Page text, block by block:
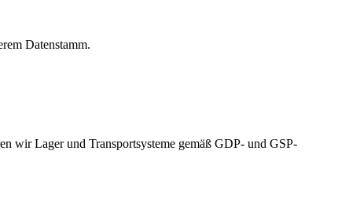
Datenstamm.
wir Lager und Transportsysteme gemäß GDP- und GSP-